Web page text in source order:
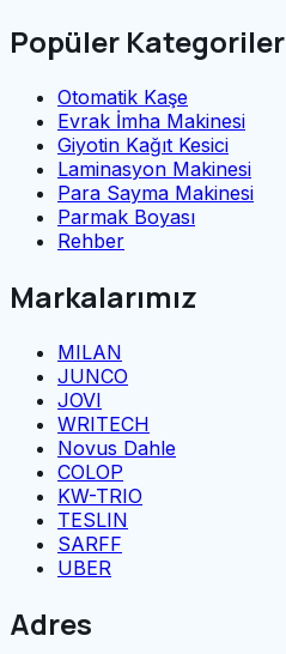
Popüler Kategoriler
Otomatik Kaşe
Evrak İmha Makinesi
Giyotin Kağıt Kesici
Laminasyon Makinesi
Para Sayma Makinesi
Parmak Boyası
Rehber
Markalarımız
MILAN
JUNCO
JOVI
WRITECH
Novus Dahle
COLOP
KW-TRIO
TESLIN
SARFF
UBER
Adres